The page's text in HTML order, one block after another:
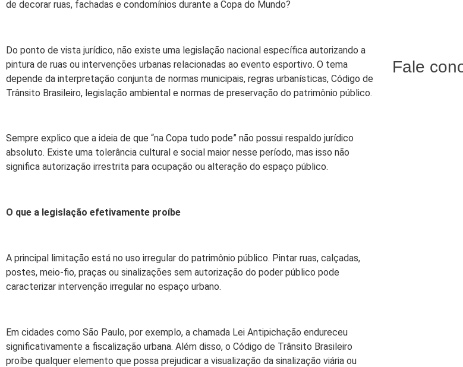
de decorar ruas, fachadas e condomínios durante a Copa do Mundo?
Do ponto de vista jurídico, não existe uma legislação nacional específica autorizando a
pintura de ruas ou intervenções urbanas relacionadas ao evento esportivo. O tema
depende da interpretação conjunta de normas municipais, regras urbanísticas, Código de
Trânsito Brasileiro, legislação ambiental e normas de preservação do patrimônio público.
Sempre explico que a ideia de que “na Copa tudo pode” não possui respaldo jurídico
absoluto. Existe uma tolerância cultural e social maior nesse período, mas isso não
significa autorização irrestrita para ocupação ou alteração do espaço público.
O que a legislação efetivamente proíbe
A principal limitação está no uso irregular do patrimônio público. Pintar ruas, calçadas,
postes, meio-fio, praças ou sinalizações sem autorização do poder público pode
caracterizar intervenção irregular no espaço urbano.
Em cidades como São Paulo, por exemplo, a chamada Lei Antipichação endureceu
significativamente a fiscalização urbana. Além disso, o Código de Trânsito Brasileiro
proíbe qualquer elemento que possa prejudicar a visualização da sinalização viária ou
Fale